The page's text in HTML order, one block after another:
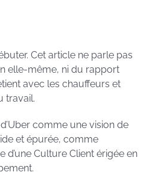
Cet article ne parle pas
elle-même, ni du rapport
avec les chauffeurs et
travail.
comme une vision de
et épurée, comme
d’une Culture Client érigée en